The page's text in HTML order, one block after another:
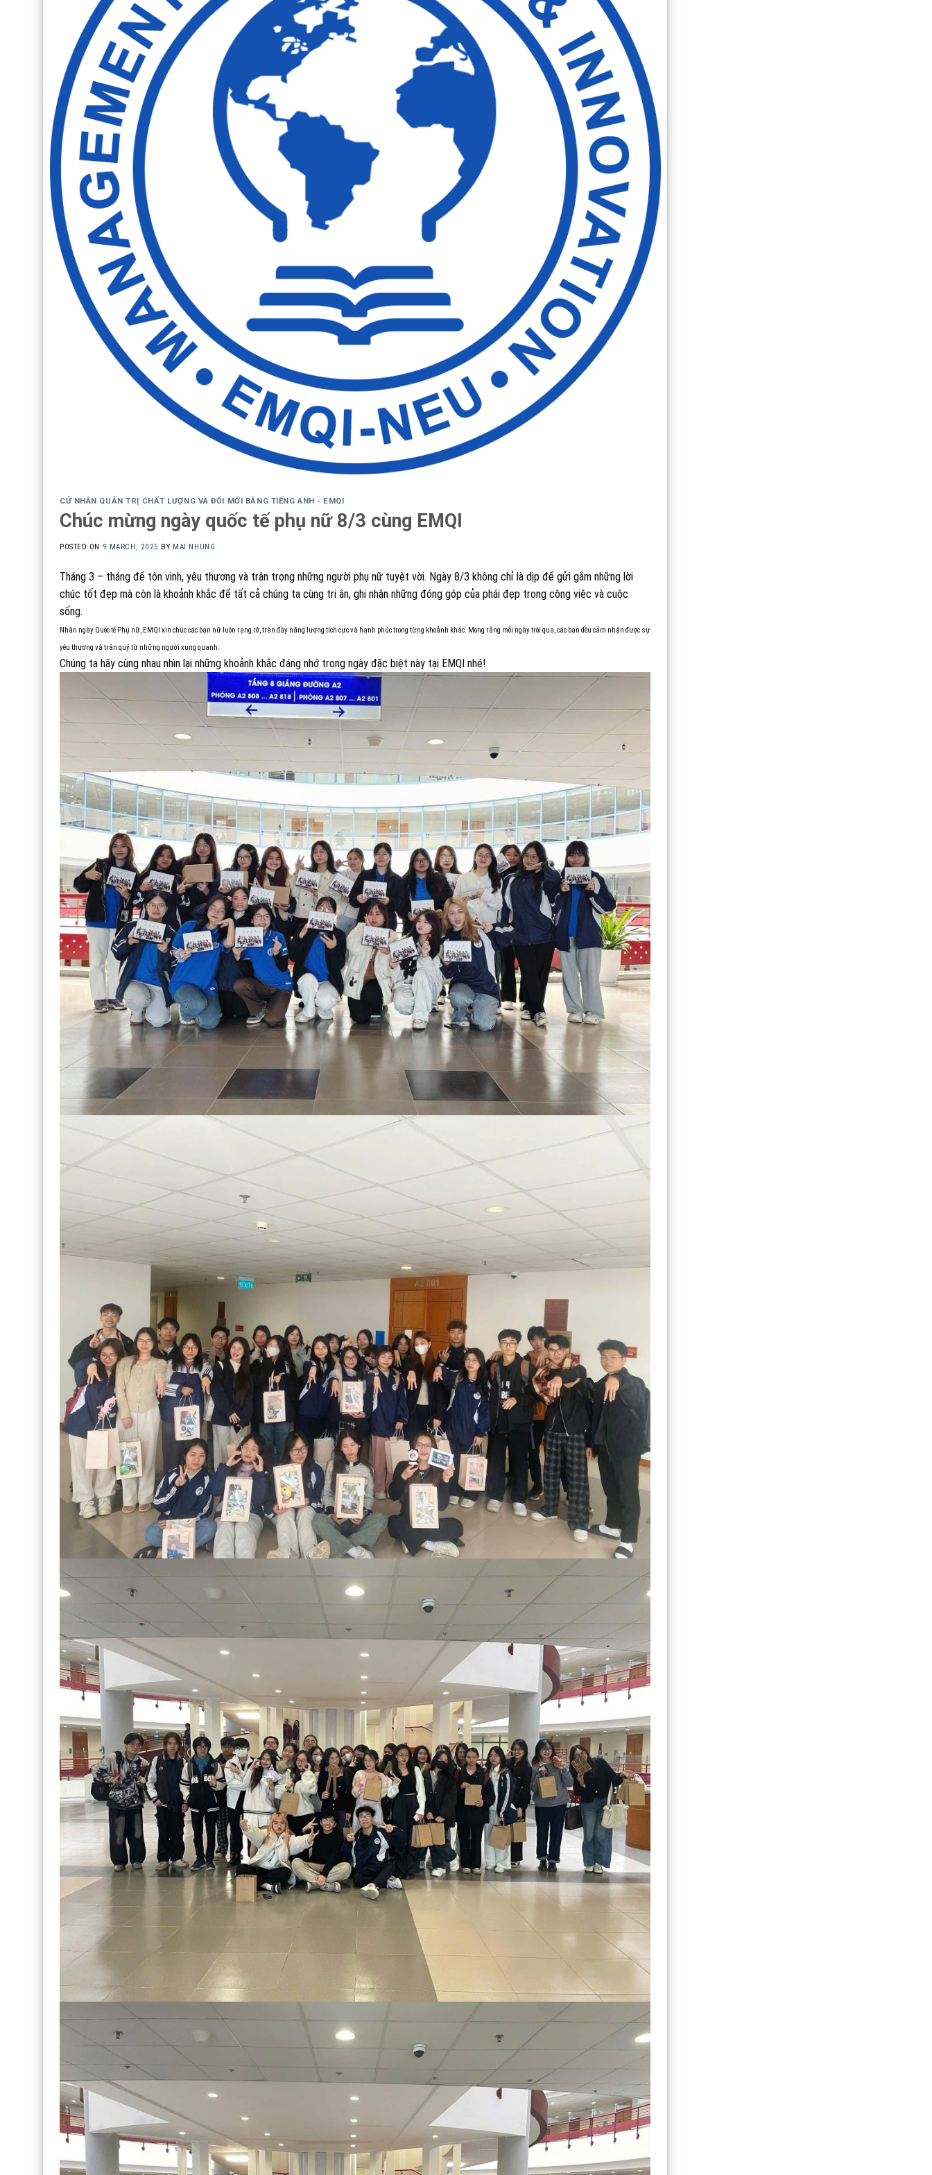
CỬ NHÂN QUẢN TRỊ CHẤT LƯỢNG VÀ ĐỔI MỚI BẰNG TIẾNG ANH - EMQI
Chúc mừng ngày quốc tế phụ nữ 8/3 cùng EMQI
POSTED ON 9 MARCH, 2025 BY MAI NHUNG
Tháng 3 – tháng để tôn vinh, yêu thương và trân trọng những người phụ nữ tuyệt vời. Ngày 8/3 không chỉ là dịp để gửi gắm những lời
chúc tốt đẹp mà còn là khoảnh khắc để tất cả chúng ta cùng tri ân, ghi nhận những đóng góp của phái đẹp trong công việc và cuộc
sống.
Nhân ngày Quốc tế Phụ nữ, EMQI xin chúc các bạn nữ luôn rạng rỡ, tràn đầy năng lượng tích cực và hạnh phúc trong từng khoảnh khắc. Mong rằng mỗi ngày trôi qua, các bạn đều cảm nhận được sự
yêu thương và trân quý từ những người xung quanh.
Chúng ta hãy cùng nhau nhìn lại những khoảnh khắc đáng nhớ trong ngày đặc biệt này tại EMQI nhé!